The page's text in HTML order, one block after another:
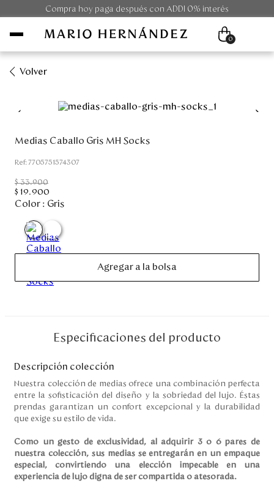
Compra hoy paga después con ADDI 0% interés
Unisex
Viaje
Colecciones
Outlet
Disney
Servicio al cliente
Nuestras Tiendas
Colombia
Costa Rica
0
Volver
Medias Caballo Gris MH Socks
:7705751574307
$ 33.900
$ 19.900
Color : Gris
Agregar a la bolsa
Especificaciones del producto
Descripción colección
Nuestra colección de medias ofrece una combinación perfecta
entre la sofisticación del diseño y la sobriedad del lujo. Éstas
prendas garantizan un confort excepcional y la durabilidad
que exige su estilo de vida.
Como un gesto de exclusividad, al adquirir 3 o 6 pares de
nuestra colección, sus medias se entregarán en un empaque
especial, convirtiendo una elección impecable en una
experiencia de lujo digna de ser compartida o atesorada.